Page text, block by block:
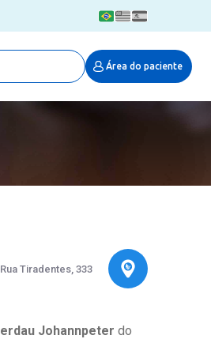
Área do paciente
e Segurança em saúde
Hospital Moinhos de Vento
Digital
Rua Tiradentes, 333
Johannpeter do